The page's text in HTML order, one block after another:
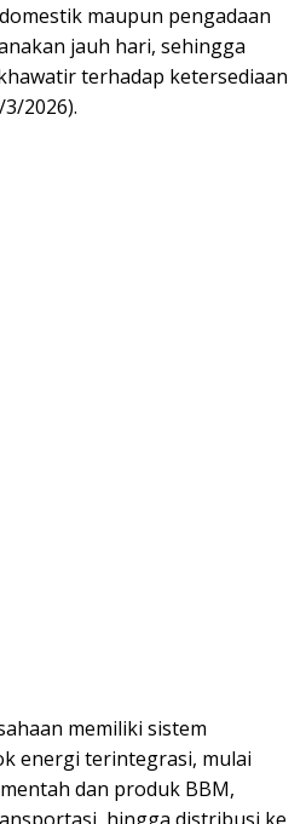
maupun pengadaan
jauh hari, sehingga
terhadap ketersediaan
2026).
memiliki sistem
energi terintegrasi, mulai
dan produk BBM,
hingga distribusi ke